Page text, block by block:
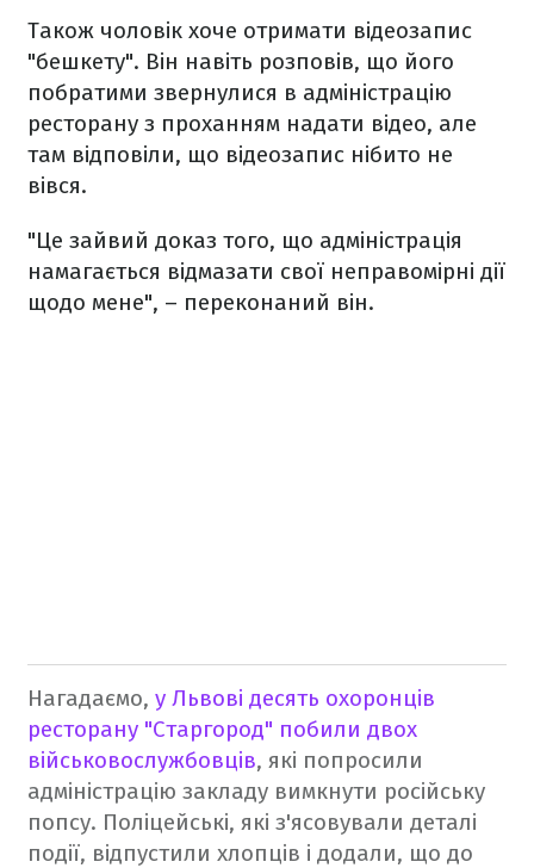
Також чоловік хоче отримати відеозапис
"бешкету". Він навіть розповів, що його
побратими звернулися в адміністрацію
ресторану з проханням надати відео, але
там відповіли, що відеозапис нібито не
вівся.
"Це зайвий доказ того, що адміністрація
намагається відмазати свої неправомірні дії
щодо мене", – переконаний він.
Нагадаємо, у Львові десять охоронців
ресторану "Старгород" побили двох
військовослужбовців, які попросили
адміністрацію закладу вимкнути російську
попсу. Поліцейські, які з'ясовували деталі
події, відпустили хлопців і додали, що до